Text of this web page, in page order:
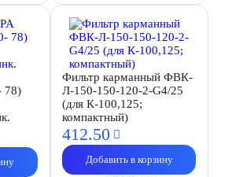
78)
Фильтр карманный ФВК-
Л-150-150-120-2-G4/25
(для К-100,125;
компактный)
412.50
Добавить в корзину